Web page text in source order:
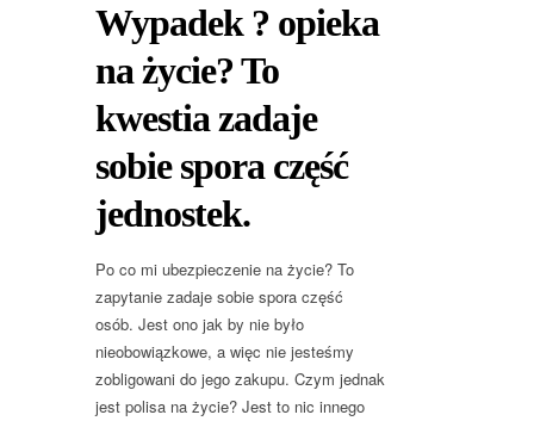
Wypadek ? opieka
na życie? To
kwestia zadaje
sobie spora część
jednostek.
Po co mi ubezpieczenie na życie? To
zapytanie zadaje sobie spora część
osób. Jest ono jak by nie było
nieobowiązkowe, a więc nie jesteśmy
zobligowani do jego zakupu. Czym jednak
jest polisa na życie? Jest to nic innego